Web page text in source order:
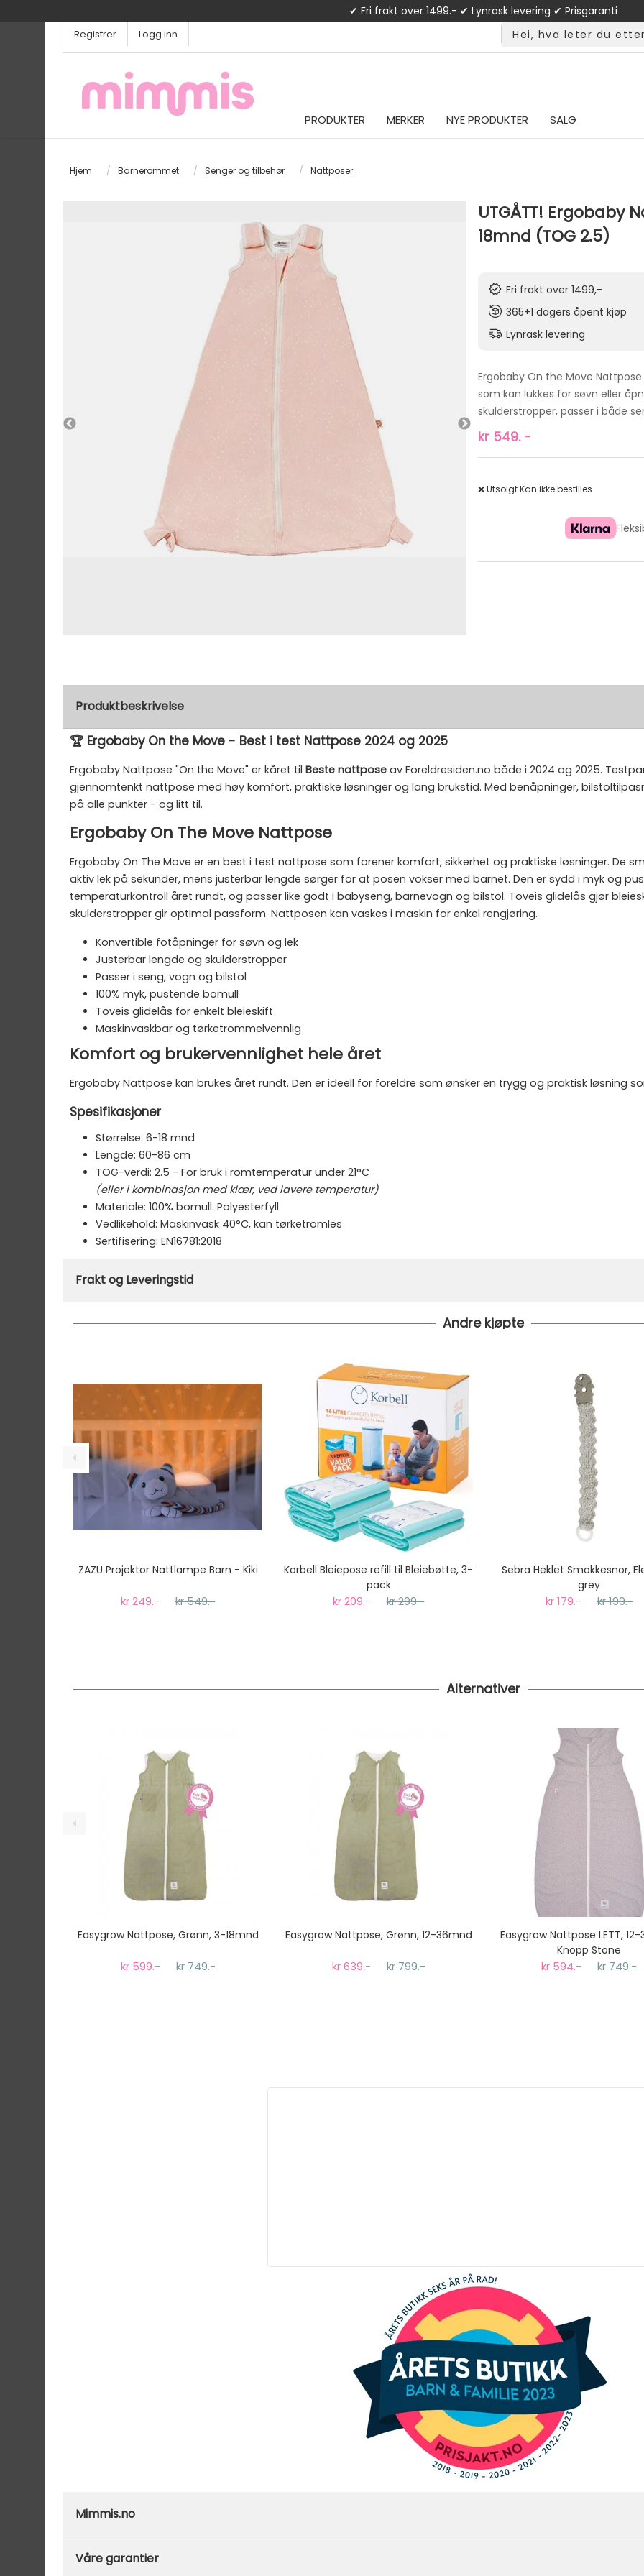
✔ Fri frakt over 1499.- ✔ Lynrask levering ✔ Prisgaranti
Registrer Logg inn
PRODUKTER MERKER NYE PRODUKTER SALG
Hjem / Barnerommet / Senger og tilbehør / Nattposer
UTGÅTT! Ergobaby
18mnd (TOG 2.5)
Fri frakt over 1499,-
365+1 dagers åpent kjøp
Lynrask levering
Ergobaby On the Move
som kan lukkes for søvn eller
skulderstropper, passer i både
kr 549.-
❌ UtsolgtKan ikke bestilles
Produktbeskrivelse
🏆 Ergobaby On the Move - Best i test Nattpose 2024 og 2025
Ergobaby Nattpose "On the Move" er kåret til Beste nattpose av Foreldresiden.no både i 2024 og 2025.
gjennomtenkt nattpose med høy komfort, praktiske løsninger og lang brukstid. Med benåpninger,
på alle punkter - og litt til.
Ergobaby On The Move Nattpose
Ergobaby On The Move er en best i test nattpose som forener komfort, sikkerhet og praktiske løsninger. De
aktiv lek på sekunder, mens justerbar lengde sørger for at posen vokser med barnet. Den er sydd i myk og
temperaturkontroll året rundt, og passer like godt i babyseng, barnevogn og bilstol. Toveis glidelås gjør
skulderstropper gir optimal passform. Nattposen kan vaskes i maskin for enkel rengjøring.
Konvertible fotåpninger for søvn og lek
Justerbar lengde og skulderstropper
Passer i seng, vogn og bilstol
100% myk, pustende bomull
Toveis glidelås for enkelt bleieskift
Maskinvaskbar og tørketrommelvennlig
Komfort og brukervennlighet hele året
Ergobaby Nattpose kan brukes året rundt. Den er ideell for foreldre som ønsker en trygg og praktisk løsning
Spesifikasjoner
Størrelse: 6-18 mnd
Lengde: 60-86 cm
TOG-verdi: 2.5 - For bruk i romtemperatur under 21°C
(eller i kombinasjon med klær, ved lavere temperatur)
Materiale: 100% bomull. Polyesterfyll
Vedlikehold: Maskinvask 40°C, kan tørketromles
Sertifisering: EN16781:2018
Varenummer:45531
Frakt og Leveringstid
Denne varen er ikke lager hos oss, men vil bli bestilt inn til deg og avsendt så snart den kommer inn til
Gjennomsnittlig leveringstid hos Mimmis er en til tre dager fra bestilling til levering.
Vi har fri retur ved bytte.
Andre kjøpte
ZAZU Projektor Nattlampe Barn - Kiki
kr 249.- kr 549.-
Korbell Bleiepose refill til Bleiebøtte, 3-
pack
kr 209.- kr 299.-
Sebra Heklet Smokkesnor,
grey
kr 179.- kr 199.-
Alternativer
Easygrow Nattpose, Grønn, 3-18mnd
kr 599.- kr 749.-
Easygrow Nattpose, Grønn, 12-36mnd
kr 639.- kr 799.-
Easygrow Nattpose LETT,
Knopp Stone
kr 594.- kr 749.-
Mimmis.no
Ofte stilte spørsmål
Våre garantier